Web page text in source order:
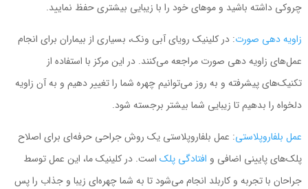
چروکی داشته باشید و موهای خود را با زیبایی بیشتری حفظ نمایید.
زاویه دهی صورت: در کلینیک رویای آبی ونک، بسیاری از بیماران برای انجام
عمل‌های زاویه دهی صورت مراجعه می‌کنند. در این مرکز با استفاده از
تکنیک‌های پیشرفته و به روز می‌توانیم چهره شما را تغییر دهیم و به آن زاویه
دلخواه را بدهیم تا زیبایی شما بیشتر برجسته شود.
عمل بلفاروپلاستی: عمل بلفاروپلاستی یک روش جراحی حرفه‌ای برای اصلاح
پلک‌های پایینی اضافی و افتادگی پلک است. در کلینیک ما، این عمل توسط
جراحان با تجربه و کاربلد انجام می‌شود تا به شما چهره‌ای زیبا و جذاب را پس